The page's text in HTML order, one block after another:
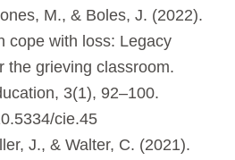
M., & Boles, J. (2022).
cope with loss: Legacy
the grieving classroom.
3(1), 92–100.
cie.45
J., & Walter, C. (2021).